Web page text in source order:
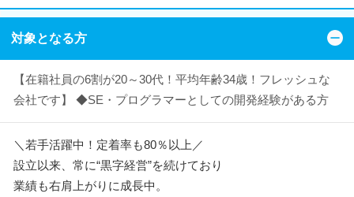
対象となる方
【在籍社員の6割が20～30代！平均年齢34歳！フレッシュな
会社です】 ◆SE・プログラマーとしての開発経験がある方
＼若手活躍中！定着率も80％以上／
設立以来、常に“黒字経営”を続けており
業績も右肩上がりに成長中。